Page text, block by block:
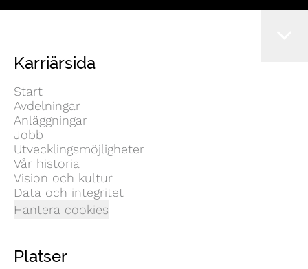
Karriärsida
Start
Avdelningar
Anläggningar
Jobb
Utvecklingsmöjligheter
Vår historia
Vision och kultur
Data och integritet
Hantera cookies
Platser